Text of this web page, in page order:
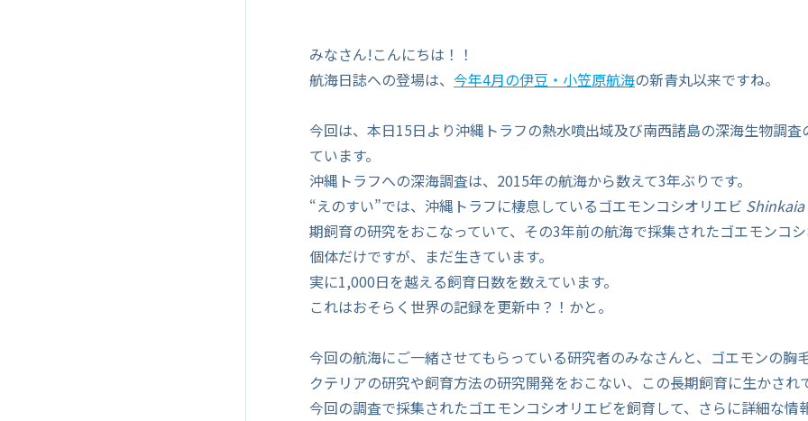
みなさん!こんにちは！！
航海日誌への登場は、 今年4月の伊豆・小笠原航海の新青丸以来ですね。
今回は、本日15日より沖縄トラフの熱水噴出域及び南西諸島の深海生物調査
ています。
沖縄トラフへの深海調査は、2015年の航海から数えて3年ぶりです。
“えのすい”では、沖縄トラフに棲息しているゴエモンコシオリエビ
期飼育の研究をおこなっていて、その3年前の航海で採集されたゴエモンコ
個体だけですが、まだ生きています。
実に1,000日を越える飼育日数を数えています。
これはおそらく世界の記録を更新中？！かと。
今回の航海にご一緒させてもらっている研究者のみなさんと、ゴエモンの胸
クテリアの研究や飼育方法の研究開発をおこない、この長期飼育に生かされ
今回の調査で採集されたゴエモンコシオリエビを飼育して、さらに詳細な情